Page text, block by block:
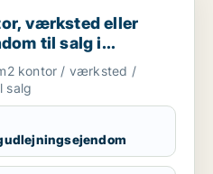
eller
værksted eller
til salg i
kontor / værksted /
salg